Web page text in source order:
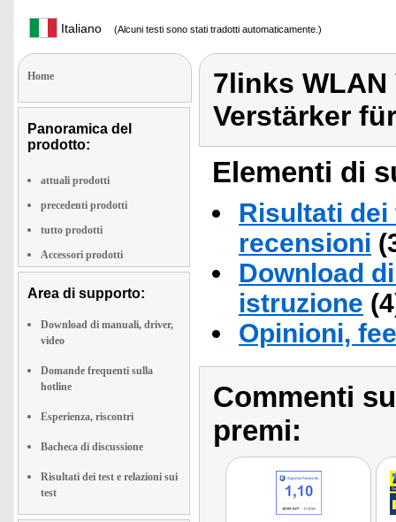
Italiano (Alcuni testi sono stati tradotti automaticamente.)
Home
Panoramica del
prodotto:
attuali prodotti
precedenti prodotti
tutto prodotti
Accessori prodotti
Area di supporto:
Download di manuali, driver,
video
Domande frequenti sulla
hotline
Esperienza, riscontri
Bacheca di discussione
Risultati dei test e relazioni sui
test
7links WLAN
Verstärker
Elementi di
Risultati
recensioni
Download
istruzione
Opinioni,
Commenti
premi: